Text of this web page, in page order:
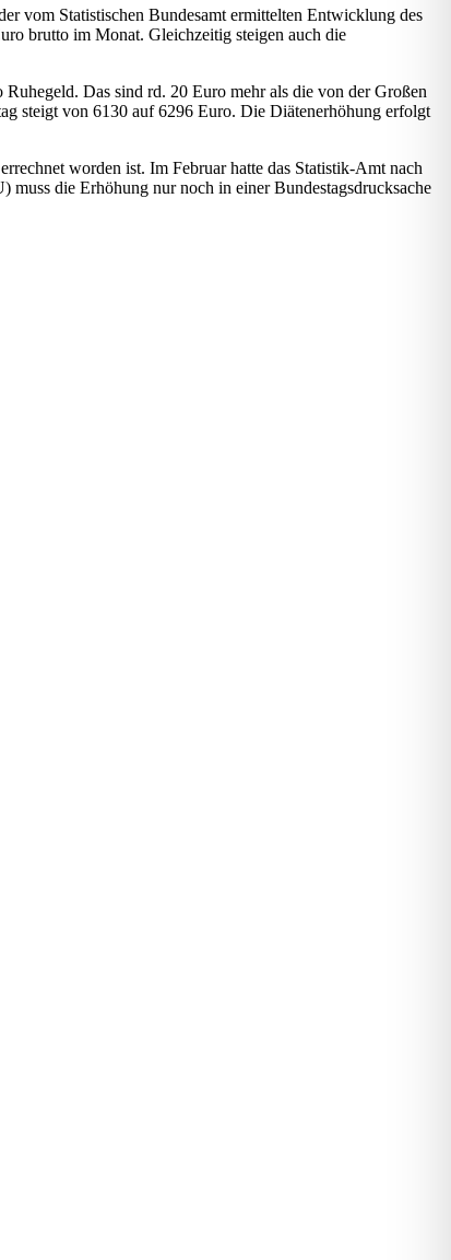
vom Statistischen Bundesamt ermittelten Entwicklung des
brutto im Monat. Gleichzeitig steigen auch die
Das sind rd. 20 Euro mehr als die von der Großen
steigt von 6130 auf 6296 Euro. Die Diätenerhöhung erfolgt
worden ist. Im Februar hatte das Statistik-Amt nach
die Erhöhung nur noch in einer Bundestagsdrucksache